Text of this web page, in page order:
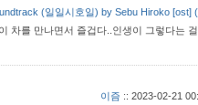
(일일시호일) by Sebu Hiroko [ost]
차를 만나면서 즐겁다..인생이 그렇다는
이즘 :: 2023-02-21